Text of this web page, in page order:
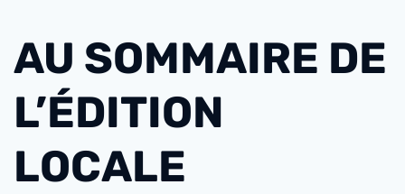
AU SOMMAIRE DE
L’ÉDITION
LOCALE